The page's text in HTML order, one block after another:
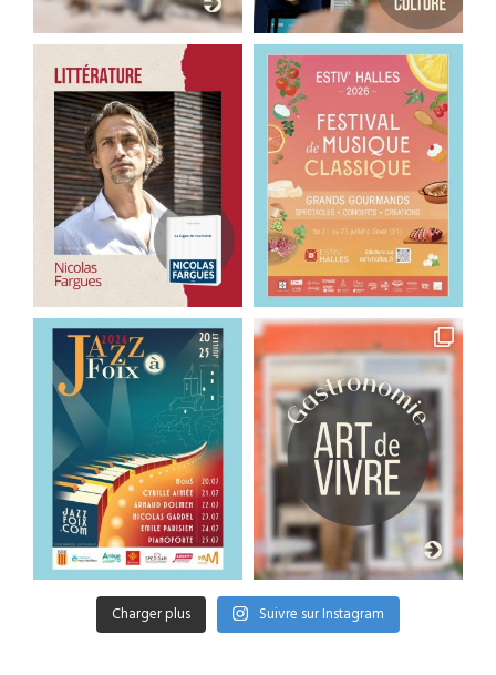
Charger plus Suivre sur Instagram